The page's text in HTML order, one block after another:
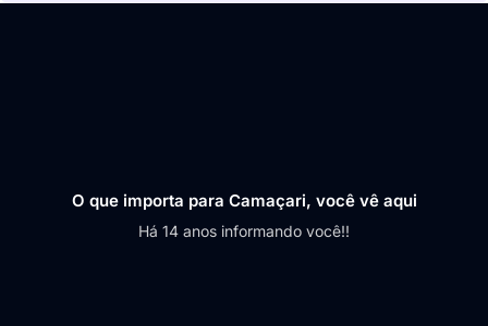
O que importa para Camaçari, você vê aqui
Há 14 anos informando você!!